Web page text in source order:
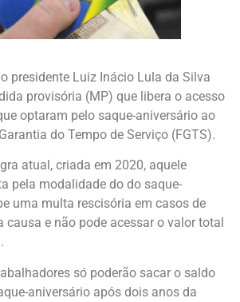
presidente Luiz Inácio Lula da Silva
provisória (MP) que libera o acesso
optaram pelo saque-aniversário ao
do Tempo de Serviço (FGTS).
atual, criada em 2020, aquele
pela modalidade do do saque-
uma multa rescisória em casos de
e não pode acessar o valor total
só poderão sacar o saldo
aniversário após dois anos da